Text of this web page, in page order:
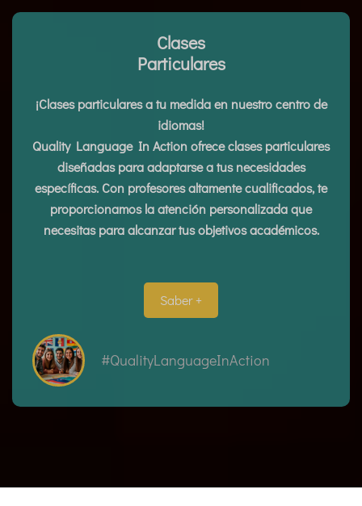
Clases
Particulares
¡Clases particulares a tu medida en nuestro centro de
idiomas!
Quality Language In Action ofrece clases particulares
diseñadas para adaptarse a tus necesidades
específicas. Con profesores altamente cualificados, te
proporcionamos la atención personalizada que
necesitas para alcanzar tus objetivos académicos.
Saber +
#QualityLanguageInAction